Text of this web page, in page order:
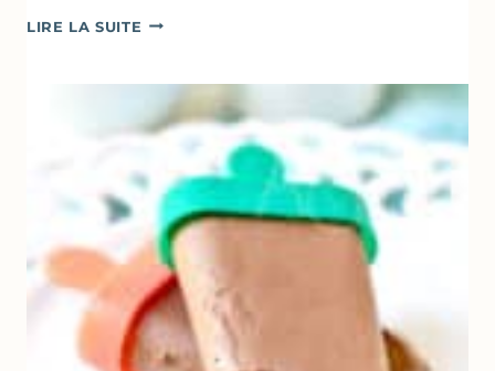
LIRE LA SUITE SOUPE
COURGETTES
AU
CITRON
BASILIC